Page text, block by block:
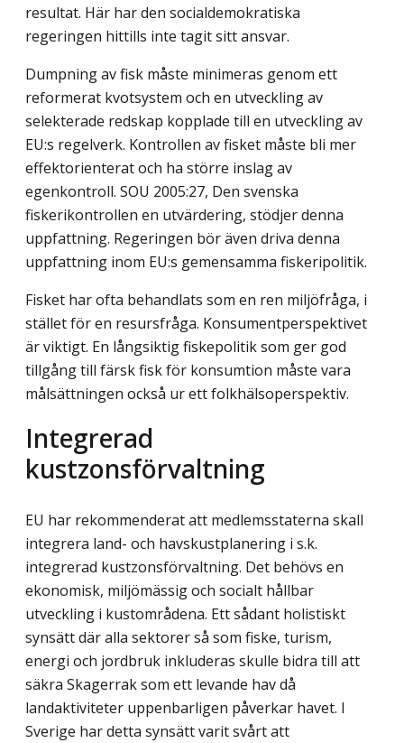
resultat. Här har den socialdemokratiska
regeringen hittills inte tagit sitt ansvar.
Dumpning av fisk måste minimeras genom ett
reformerat kvotsystem och en utveckling av
selekterade redskap kopplade till en utveckling av
EU:s regelverk. Kontrollen av fisket måste bli mer
effektorienterat och ha större inslag av
egenkontroll. SOU 2005:27, Den svenska
fiskerikontrollen en utvärdering, stödjer denna
uppfattning. Regeringen bör även driva denna
uppfattning inom EU:s gemensamma fiskeripolitik.
Fisket har ofta behandlats som en ren miljöfråga, i
stället för en resursfråga. Konsumentperspektivet
är viktigt. En långsiktig fiskepolitik som ger god
tillgång till färsk fisk för konsumtion måste vara
målsättningen också ur ett folkhälsoperspektiv.
Integrerad
kustzonsförvaltning
EU har rekommenderat att medlemsstaterna skall
integrera land- och havskustplanering i s.k.
integrerad kustzonsförvaltning. Det behövs en
ekonomisk, miljömässig och socialt hållbar
utveckling i kustområdena. Ett sådant holistiskt
synsätt där alla sektorer så som fiske, turism,
energi och jordbruk inkluderas skulle bidra till att
säkra Skagerrak som ett levande hav då
landaktiviteter uppenbarligen påverkar havet. I
Sverige har detta synsätt varit svårt att